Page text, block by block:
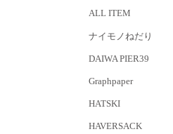
ALL ITEM
ナイモノねだり
DAIWA PIER39
Graphpaper
HATSKI
HAVERSACK